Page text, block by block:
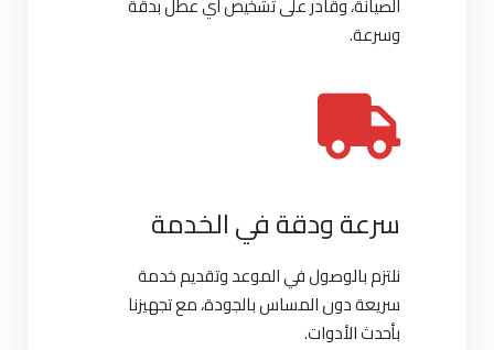
وسرعة.
سرعة ودقة في الخدمة
نلتزم بالوصول في الموعد وتقديم خدمة
سريعة دون المساس بالجودة، مع تجهيزنا
بأحدث الأدوات.